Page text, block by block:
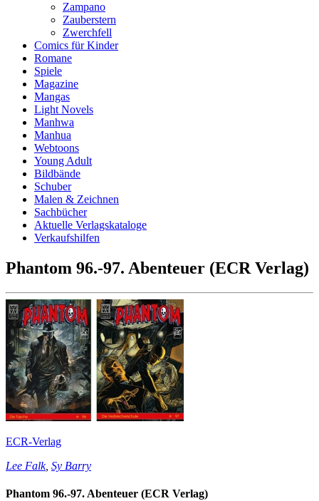
Zampano
Zauberstern
Zwerchfell
Comics für Kinder
Romane
Spiele
Magazine
Mangas
Light Novels
Manhwa
Manhua
Webtoons
Young Adult
Bildbände
Schuber
Malen & Zeichnen
Sachbücher
Aktuelle Verlagskataloge
Verkaufshilfen
Phantom 96.-97. Abenteuer (ECR Verlag)
ECR-Verlag
Lee Falk, Sy Barry
Phantom 96.-97. Abenteuer (ECR Verlag)